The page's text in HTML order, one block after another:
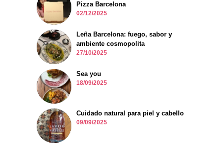
Pizza Barcelona
02/12/2025
Leña Barcelona: fuego, sabor y
ambiente cosmopolita
27/10/2025
Sea you
18/09/2025
Cuidado natural para piel y cabello
09/09/2025